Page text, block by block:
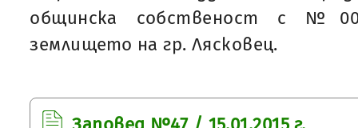
общинска собственост с
землището на гр. Лясковец.